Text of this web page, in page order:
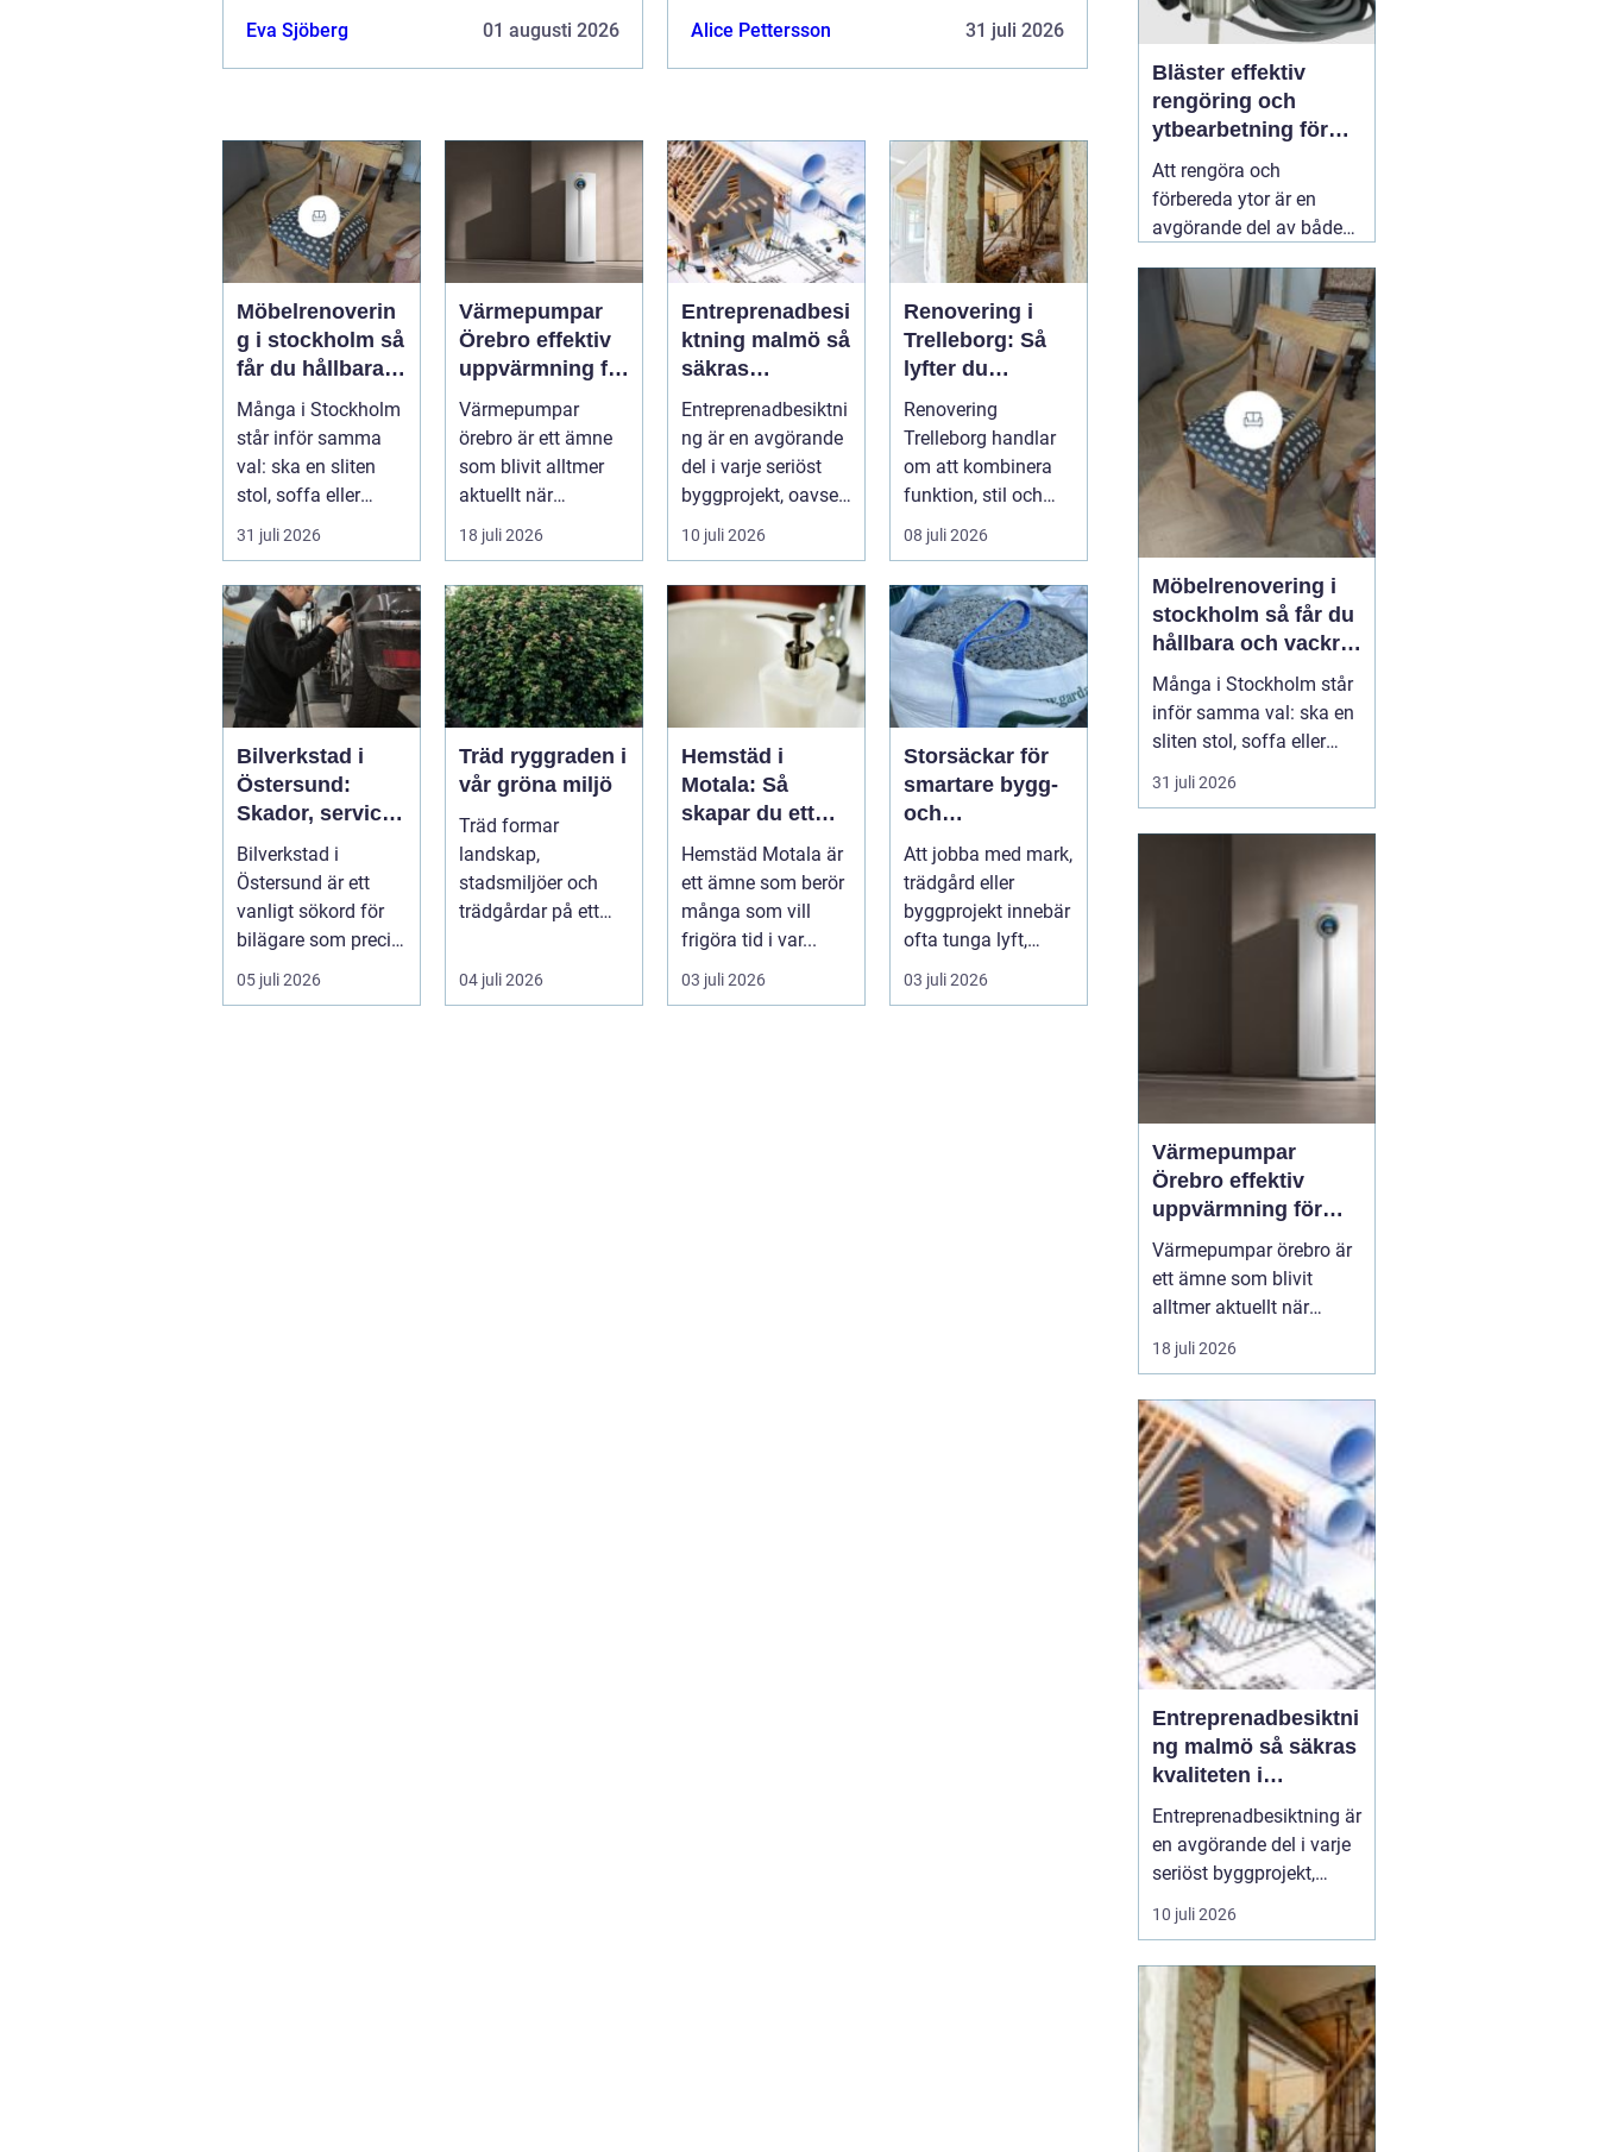
Eva Sjöberg 01 augusti 2026 Alice Pettersson 31 juli 2026
Möbelrenoverin
g i stockholm så
får du hållbara
och vackra
möbler
Många i Stockholm
står inför samma
val: ska en sliten
stol, soffa eller
fåtölj slängas,
säljas billi...
31 juli 2026
Värmepumpar
Örebro effektiv
uppvärmning för
hus och
fastigheter
Värmepumpar
örebro är ett ämne
som blivit alltmer
aktuellt när
energipriser stiger
och fler vill sän...
18 juli 2026
Entreprenadbesi
ktning malmö så
säkras
kvaliteten i
byggprojekt
Entreprenadbesiktni
ng är en avgörande
del i varje seriöst
byggprojekt, oavsett
om det handlar om
en ...
10 juli 2026
Renovering i
Trelleborg: Så
lyfter du
hemmet på ett
smart sätt
Renovering
Trelleborg handlar
om att kombinera
funktion, stil och
långsiktig ekonomi i
samma p...
08 juli 2026
Bilverkstad i
Östersund:
Skador, service
och smarta val
för din bil
Bilverkstad i
Östersund är ett
vanligt sökord för
bilägare som precis
f&ari...
05 juli 2026
Träd ryggraden i
vår gröna miljö
Träd formar
landskap,
stadsmiljöer och
trädgårdar på ett
växter klarar. De ger
sku...
04 juli 2026
Hemstäd i
Motala: Så
skapar du ett
rent hem utan
stress
Hemstäd Motala är
ett ämne som berör
många som vill
frigöra tid i var...
03 juli 2026
Storsäckar för
smartare bygg-
och
trädgårdsprojekt
Att jobba med mark,
trädgård eller
byggprojekt innebär
ofta tunga lyft,
mycket logis...
03 juli 2026
Bläster effektiv
rengöring och
ytbearbetning för
proffs och
hantverkare
Att rengöra och
förbereda ytor är en
avgörande del av både
renovering. Färg, rost,
smuts och gamla
beläggningar gör att
material åldras snabbare
och försämrar
slutresultatet vid
målning eller annan
behandling. Här31 juli
Möbelrenovering i
stockholm så får du
hållbara och vackra
möbler
Många i Stockholm står
inför samma val: ska en
sliten stol, soffa eller
fåtölj slängas, säljas
billigt eller renoveras?
möbelrenovering istället
för nyköp. Resultatet blir
ofta både mer personligt,
31 juli 2026
Värmepumpar
Örebro effektiv
uppvärmning för
hus och fastigheter
Värmepumpar örebro är
ett ämne som blivit
alltmer aktuellt när
energipriser stiger och
fler vill sänka sina
samtidigt som
klimatpåverkan minskar.
Många villaägare och
fastighetsägare i
regionen tittar på hur de
kan byta från direktver...
18 juli 2026
Entreprenadbesiktni
ng malmö så säkras
kvaliteten i
byggprojekt
Entreprenadbesiktning är
en avgörande del i varje
seriöst byggprojekt,
oavsett om det handlar
om en mindre
större
bostadsrättsförening
som byggs om. Syftet är
att få en oberoende och
professionell granskning
av entreprenaden ...
10 juli 2026